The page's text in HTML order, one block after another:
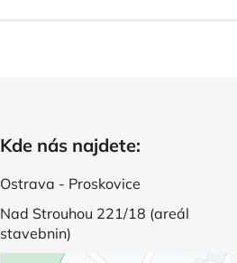
k
v
ý
p
Kde nás najdete:
Ostrava - Proskovice
Nad Strouhou 221/18 (areál
stavebnin)